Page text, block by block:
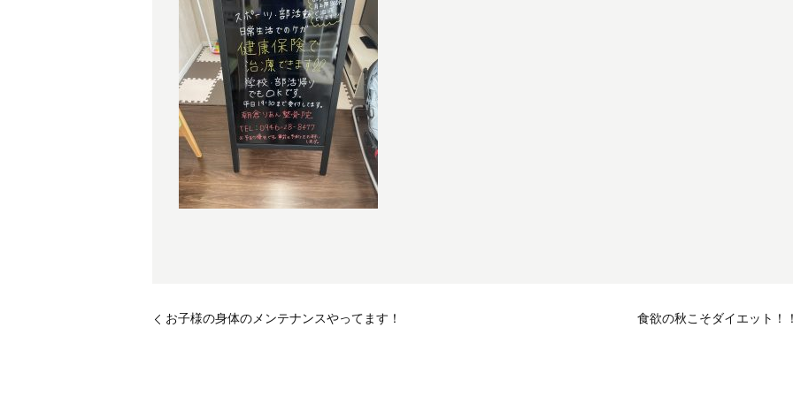
お子様の身体のメンテナンスやってます！ 食欲の秋こそダイエット！